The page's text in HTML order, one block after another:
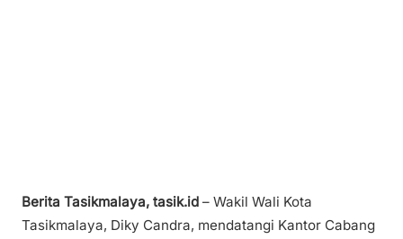
Berita Tasikmalaya, tasik.id – Wakil Wali Kota
Tasikmalaya, Diky Candra, mendatangi Kantor Cabang